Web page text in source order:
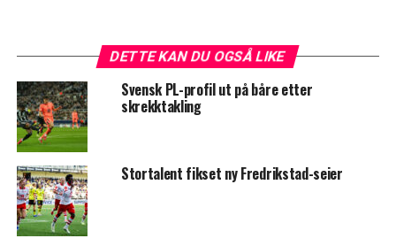
DETTE KAN DU OGSÅ LIKE
Svensk PL-profil ut på båre etter
skrekktakling
Stortalent fikset ny Fredrikstad-seier